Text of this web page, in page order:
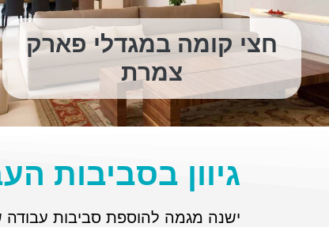
חצי קומה במגדלי פארק
צמרת
גיוון בסביבות
ישנה מגמה להוספת סביבות עבודה